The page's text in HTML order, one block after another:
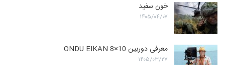
خون سفید
۱۴۰۵/۰۴/۰۷
معرفی دوربین ONDU EIKAN 8×10
۱۴۰۵/۰۳/۲۷